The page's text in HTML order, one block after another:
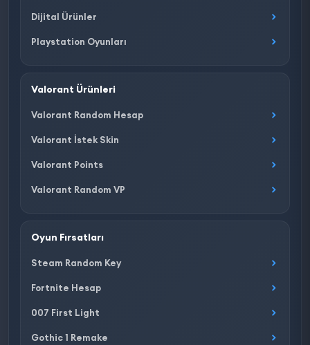
Dijital Ürünler
Playstation Oyunları
Valorant Ürünleri
Valorant Random Hesap
Valorant İstek Skin
Valorant Points
Valorant Random VP
Oyun Fırsatları
Steam Random Key
Fortnite Hesap
007 First Light
Gothic 1 Remake